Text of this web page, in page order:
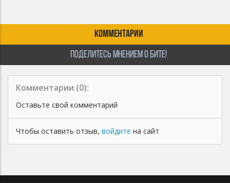
Бит снимается с продажи
КОММЕНТАРИИ
ПОДЕЛИТЕСЬ МНЕНИЕМ О БИТЕ!
Комментарии (0):
Оставьте свой комментарий
Чтобы оставить отзыв, войдите на сайт